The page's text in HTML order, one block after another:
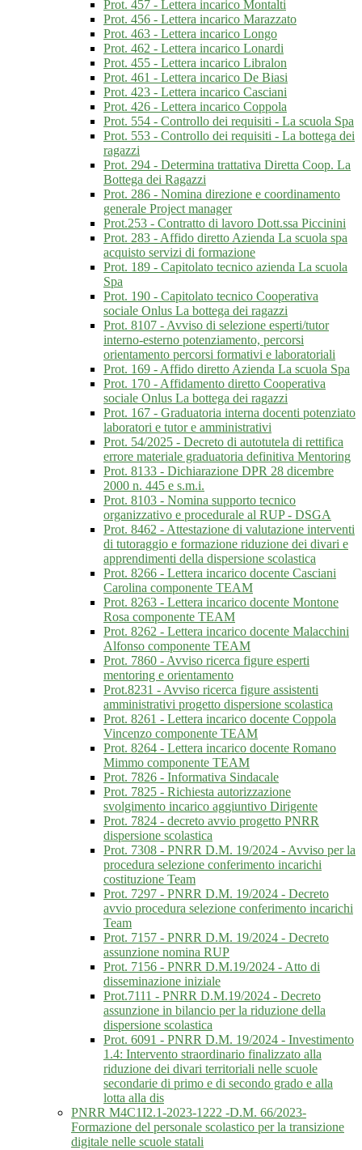
Prot. 457 - Lettera incarico Montalti
Prot. 456 - Lettera incarico Marazzato
Prot. 463 - Lettera incarico Longo
Prot. 462 - Lettera incarico Lonardi
Prot. 455 - Lettera incarico Libralon
Prot. 461 - Lettera incarico De Biasi
Prot. 423 - Lettera incarico Casciani
Prot. 426 - Lettera incarico Coppola
Prot. 554 - Controllo dei requisiti - La scuola Spa
Prot. 553 - Controllo dei requisiti - La bottega dei
ragazzi
Prot. 294 - Determina trattativa Diretta Coop. La
Bottega dei Ragazzi
Prot. 286 - Nomina direzione e coordinamento
generale Project manager
Prot.253 - Contratto di lavoro Dott.ssa Piccinini
Prot. 283 - Affido diretto Azienda La scuola spa
acquisto servizi di formazione
Prot. 189 - Capitolato tecnico azienda La scuola
Spa
Prot. 190 - Capitolato tecnico Cooperativa
sociale Onlus La bottega dei ragazzi
Prot. 8107 - Avviso di selezione esperti/tutor
interno-esterno potenziamento, percorsi
orientamento percorsi formativi e laboratoriali
Prot. 169 - Affido diretto Azienda La scuola Spa
Prot. 170 - Affidamento diretto Cooperativa
sociale Onlus La bottega dei ragazzi
Prot. 167 - Graduatoria interna docenti potenziato
laboratori e tutor e amministrativi
Prot. 54/2025 - Decreto di autotutela di rettifica
errore materiale graduatoria definitiva Mentoring
Prot. 8133 - Dichiarazione DPR 28 dicembre
2000 n. 445 e s.m.i.
Prot. 8103 - Nomina supporto tecnico
organizzativo e procedurale al RUP - DSGA
Prot. 8462 - Attestazione di valutazione interventi
di tutoraggio e formazione riduzione dei divari e
apprendimenti della dispersione scolastica
Prot. 8266 - Lettera incarico docente Casciani
Carolina componente TEAM
Prot. 8263 - Lettera incarico docente Montone
Rosa componente TEAM
Prot. 8262 - Lettera incarico docente Malacchini
Alfonso componente TEAM
Prot. 7860 - Avviso ricerca figure esperti
mentoring e orientamento
Prot.8231 - Avviso ricerca figure assistenti
amministrativi progetto dispersione scolastica
Prot. 8261 - Lettera incarico docente Coppola
Vincenzo componente TEAM
Prot. 8264 - Lettera incarico docente Romano
Mimmo componente TEAM
Prot. 7826 - Informativa Sindacale
Prot. 7825 - Richiesta autorizzazione
svolgimento incarico aggiuntivo Dirigente
Prot. 7824 - decreto avvio progetto PNRR
dispersione scolastica
Prot. 7308 - PNRR D.M. 19/2024 - Avviso per la
procedura selezione conferimento incarichi
costituzione Team
Prot. 7297 - PNRR D.M. 19/2024 - Decreto
avvio procedura selezione conferimento incarichi
Team
Prot. 7157 - PNRR D.M. 19/2024 - Decreto
assunzione nomina RUP
Prot. 7156 - PNRR D.M.19/2024 - Atto di
disseminazione iniziale
Prot.7111 - PNRR D.M.19/2024 - Decreto
assunzione in bilancio per la riduzione della
dispersione scolastica
Prot. 6091 - PNRR D.M. 19/2024 - Investimento
1.4: Intervento straordinario finalizzato alla
riduzione dei divari territoriali nelle scuole
secondarie di primo e di secondo grado e alla
lotta alla dis
PNRR M4C1I2.1-2023-1222 -D.M. 66/2023-
Formazione del personale scolastico per la transizione
digitale nelle scuole statali